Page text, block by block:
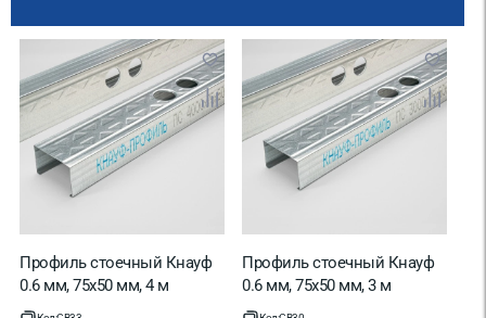
Профиль стоечный Кнауф
0.6 мм, 75х50 мм, 4 м
Профиль стоечный Кнауф
0.6 мм, 75х50 мм, 3 м